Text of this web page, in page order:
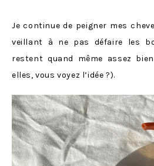
Je continue de peigner mes
veillant à ne pas défaire les
restent quand même assez
elles, vous voyez l’idée ?).